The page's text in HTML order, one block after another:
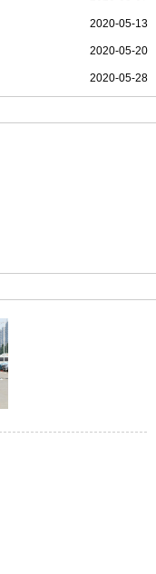
2020-05-13
2020-05-20
2020-05-28